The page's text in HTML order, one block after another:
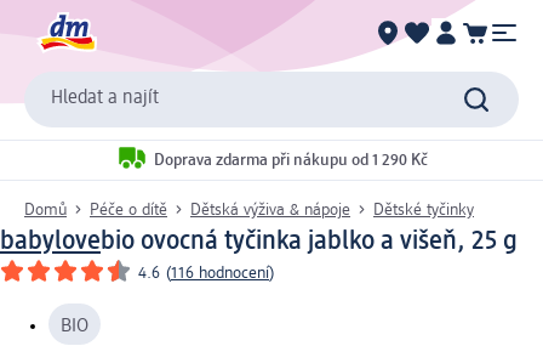
Hledat a najít
Doprava zdarma při nákupu od 1 290 Kč
Domů Péče o dítě Dětská výživa & nápoje Dětské tyčinky
babylovebio ovocná tyčinka jablko a višeň, 25 g
4.6 (116 hodnocení)
BIO